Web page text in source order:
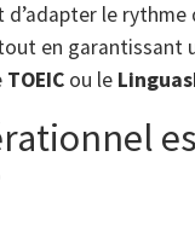
d’adapter le rythme
en garantissant
TOEIC ou le